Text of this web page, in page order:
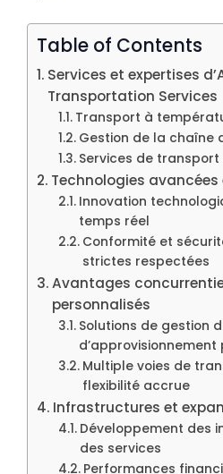
Table of Contents
Services et expertises
Transportation Services
Transport à
Gestion de la chaîne
Services de
Technologies
Innovation
temps réel
Conformité et
strictes respectées
Avantages
personnalisés
Solutions de gestion
d’approvisionnement
Multiple voies de
flexibilité accrue
Infrastructures et
Développement des
des services
Performances